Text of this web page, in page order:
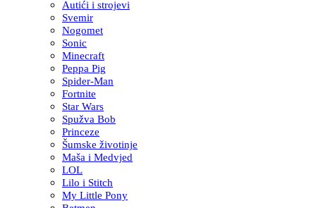
Autići i strojevi
Svemir
Nogomet
Sonic
Minecraft
Peppa Pig
Spider-Man
Fortnite
Star Wars
Spužva Bob
Princeze
Šumske životinje
Maša i Medvjed
LOL
Lilo i Stitch
My Little Pony